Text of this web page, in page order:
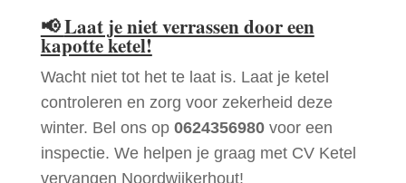
📢Laat je niet verrassen door een
kapotte ketel!
Wacht niet tot het te laat is. Laat je ketel
controleren en zorg voor zekerheid deze
winter. Bel ons op 0624356980voor een
inspectie. We helpen je graag met CV Ketel
vervangen Noordwijkerhout!